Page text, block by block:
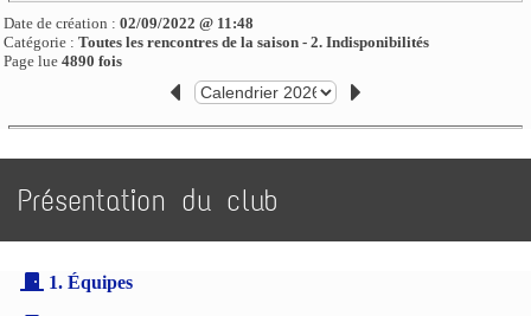
Date de création :02/09/2022 @ 11:48
Catégorie :Toutes les rencontres de la saison - 2. Indisponibilités
Page lue4890 fois
Présentation du club
1. Équipes